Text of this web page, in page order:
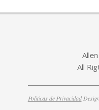
All
Politicas de Privacidad